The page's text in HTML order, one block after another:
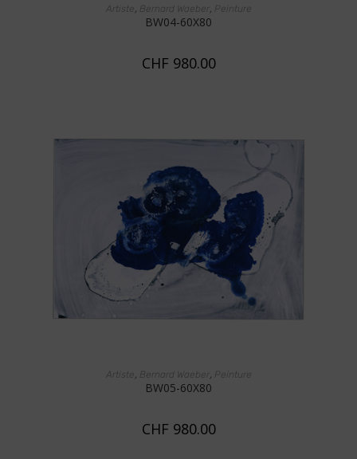
Artiste, Bernard Waeber , Peinture
BW04-60X80
CHF 980.00
AJOUTER AU PANIER
Artiste, Bernard Waeber , Peinture
BW05-60X80
CHF 980.00